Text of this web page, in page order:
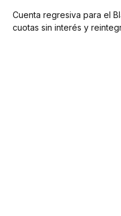
Cuenta regresiva para el
cuotas sin interés y